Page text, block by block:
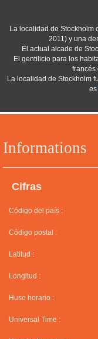
Informations
Cifras
Código del país :
Código postal :
Latitud :
Longitud :
Huso horario :
Universal Time :
La localidad de Stockholm
2011) y una
El actual alcade de
El gentilicio para los
francés
La localidad de Stockholm
es